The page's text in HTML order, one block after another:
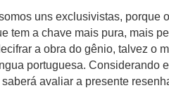
uns exclusivistas, porque
tem a chave mais pura, mais
a obra do gênio, talvez o
portuguesa. Considerando
avaliar a presente